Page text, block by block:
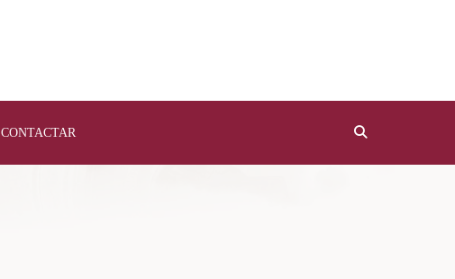
CONTACTAR